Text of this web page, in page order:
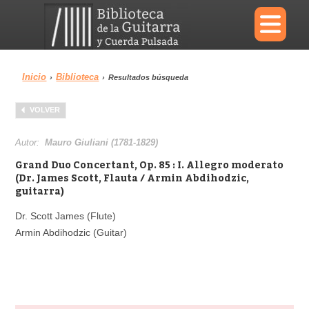
×
Menu
Biblioteca
Área personal
Inicio › Biblioteca › Resultados búsqueda
VOLVER
Autor:Mauro Giuliani (1781-1829)
Grand Duo Concertant, Op. 85 : I. Allegro moderato
(Dr. James Scott, Flauta / Armin Abdihodzic,
guitarra)
Dr. Scott James (Flute)
Armin Abdihodzic (Guitar)